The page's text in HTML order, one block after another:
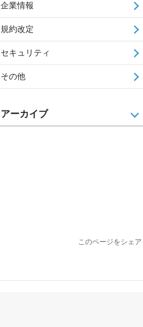
企業情報
規約改定
セキュリティ
その他
アーカイブ
このページをシェア